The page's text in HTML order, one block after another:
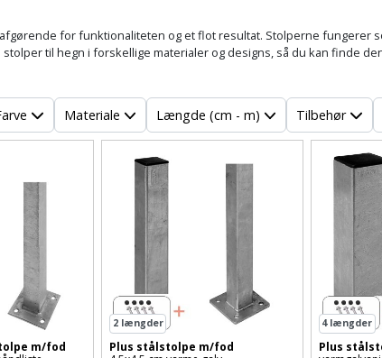
for funktionaliteten og et flot resultat. Stolperne fungerer
til hegn i forskellige materialer og designs, så du kan finde
Materiale Længde (cm - m) Tilbehør
m/fod
2 længder
Plus stålstolpe m/fod
4 længder
Plus